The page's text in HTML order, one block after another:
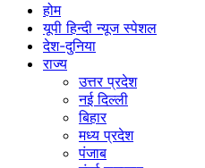
होम
यूपी हिन्दी न्यूज स्पेशल
देश-दुनिया
राज्य
उत्तर प्रदेश
नई दिल्ली
बिहार
मध्य प्रदेश
पंजाब